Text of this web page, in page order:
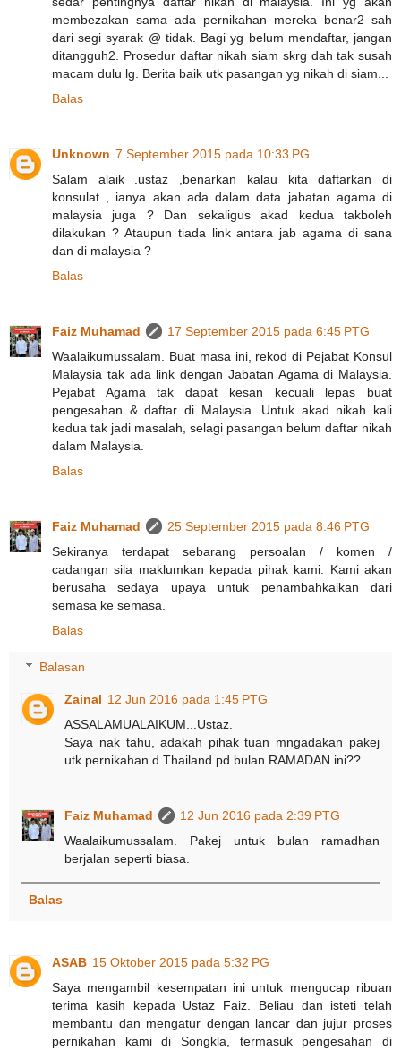
membezakan sama ada pernikahan mereka benar2 sah
dari segi syarak @ tidak. Bagi yg belum mendaftar, jangan
ditangguh2. Prosedur daftar nikah siam skrg dah tak susah
macam dulu lg. Berita baik utk pasangan yg nikah di siam...
Balas
Unknown 7 September 2015 pada 10:33 PG
Salam alaik .ustaz ,benarkan kalau kita daftarkan di
konsulat , ianya akan ada dalam data jabatan agama di
malaysia juga ? Dan sekaligus akad kedua takboleh
dilakukan ? Ataupun tiada link antara jab agama di sana
dan di malaysia ?
Balas
Faiz Muhamad
17 September 2015 pada 6:45 PTG
Waalaikumussalam. Buat masa ini, rekod di Pejabat Konsul
Malaysia tak ada link dengan Jabatan Agama di Malaysia.
Pejabat Agama tak dapat kesan kecuali lepas buat
pengesahan & daftar di Malaysia. Untuk akad nikah kali
kedua tak jadi masalah, selagi pasangan belum daftar nikah
dalam Malaysia.
Balas
Faiz Muhamad
25 September 2015 pada 8:46 PTG
Sekiranya terdapat sebarang persoalan / komen /
cadangan sila maklumkan kepada pihak kami. Kami akan
berusaha sedaya upaya untuk penambahkaikan dari
semasa ke semasa.
Balas
Balasan
Zainal 12 Jun 2016 pada 1:45 PTG
ASSALAMUALAIKUM...Ustaz.
Saya nak tahu, adakah pihak tuan mngadakan pakej
utk pernikahan d Thailand pd bulan RAMADAN ini??
Faiz Muhamad
12 Jun 2016 pada 2:39 PTG
Waalaikumussalam. Pakej untuk bulan ramadhan
berjalan seperti biasa.
Balas
ASAB 15 Oktober 2015 pada 5:32 PG
Saya mengambil kesempatan ini untuk mengucap ribuan
terima kasih kepada Ustaz Faiz. Beliau dan isteti telah
membantu dan mengatur dengan lancar dan jujur proses
pernikahan kami di Songkla, termasuk pengesahan di